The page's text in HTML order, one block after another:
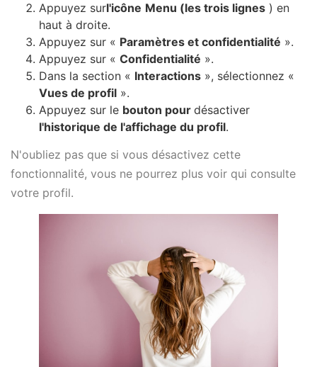
Appuyez surl'icône Menu (les trois lignes ) en
haut à droite.
Appuyez sur « Paramètres et confidentialité ».
Appuyez sur « Confidentialité ».
Dans la section « Interactions », sélectionnez «
Vues de profil ».
Appuyez sur le bouton pour désactiver
l'historique de l'affichage du profil.
N'oubliez pas que si vous désactivez cette
fonctionnalité, vous ne pourrez plus voir qui consulte
votre profil.